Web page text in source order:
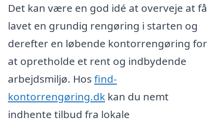
Det kan være en god idé at overveje at få
lavet en grundig rengøring i starten og
derefter en løbende kontorrengøring for
at opretholde et rent og indbydende
arbejdsmiljø. Hos find-
kontorrengøring.dk kan du nemt
indhente tilbud fra lokale